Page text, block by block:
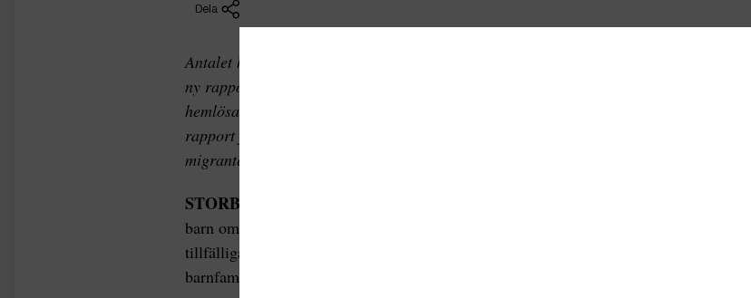
Dela
Antalet hemlösa barn i Storbritannien har ökat med 51 procent på fem år enligt en
ny rapport från organisationen Shelter. Inte sedan 2006 har det funnits lika många
hemlösa barn i landet, och 135 000 barn beräknas vara hemlösa över jul. En
rapport från organisationen Crisis pekar också på att antalet hemlösa i gruppen
migranter ökat det senaste året.
STORBRITANNIEN
barn om dagen blir hemlösa i Storbritannien, och att många tvingas bo långa tider i
tillfälliga boenden som ofta håller låg standard och inte anses säkra för
barnfamiljer.